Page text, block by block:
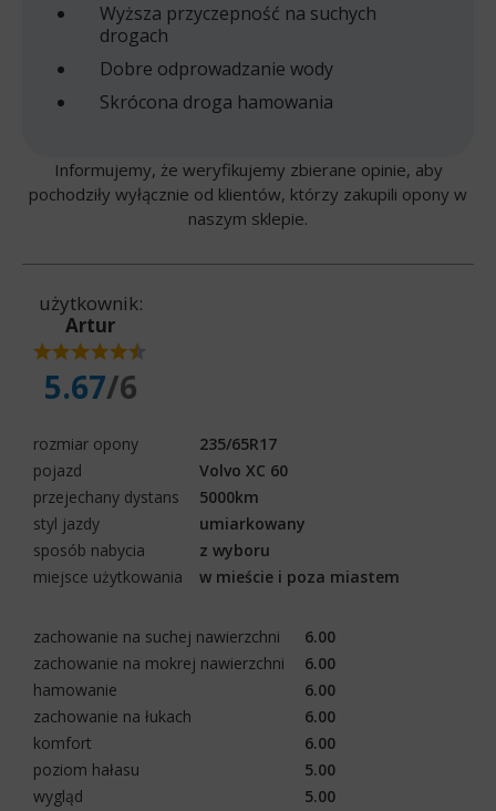
Wyższa przyczepność na suchych
drogach
Dobre odprowadzanie wody
Skrócona droga hamowania
Informujemy, że weryfikujemy zbierane opinie, aby
pochodziły wyłącznie od klientów, którzy zakupili opony w
naszym sklepie.
użytkownik:
Artur
5.67/6
rozmiar opony
235/65R17
pojazd
Volvo XC 60
przejechany dystans
5000km
styl jazdy
umiarkowany
sposób nabycia
z wyboru
miejsce użytkowania
w mieście i poza miastem
zachowanie na suchej nawierzchni
6.00
zachowanie na mokrej nawierzchni
6.00
hamowanie
6.00
zachowanie na łukach
6.00
komfort
6.00
poziom hałasu
5.00
wygląd
5.00